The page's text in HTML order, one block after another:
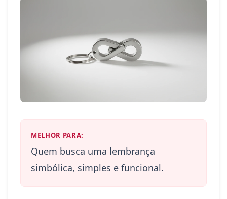
MELHOR PARA:
Quem busca uma lembrança
simbólica, simples e funcional.